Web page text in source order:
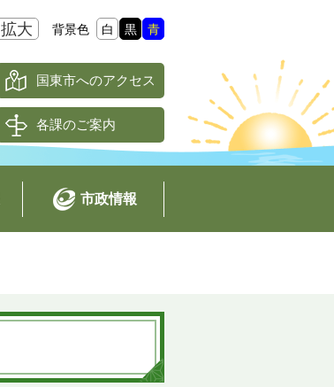
拡大 背景色 白 黒 青
国東市へのアクセス
各課のご案内
市政情報